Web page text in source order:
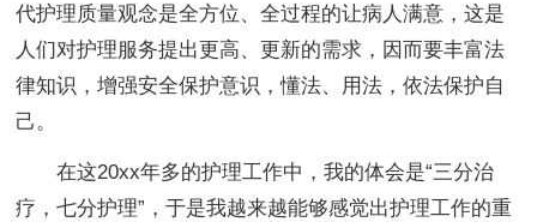
代护理质量观念是全方位、全过程的让病人满意，这是
人们对护理服务提出更高、更新的需求，因而要丰富法
律知识，增强安全保护意识，懂法、用法，依法保护自
己。
在这20xx年多的护理工作中，我的体会是“三分治
疗，七分护理”，于是我越来越能够感觉出护理工作的重